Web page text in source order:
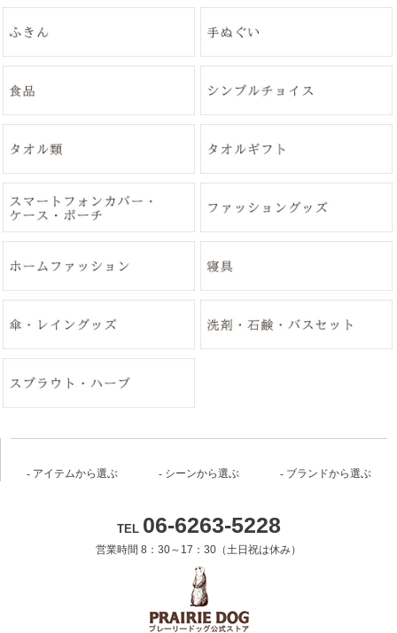
アイテムから選ぶ シーンから選ぶ ブランドから選ぶ
TEL 06-6263-5228
営業時間 8：30～17：30（土日祝は休み）